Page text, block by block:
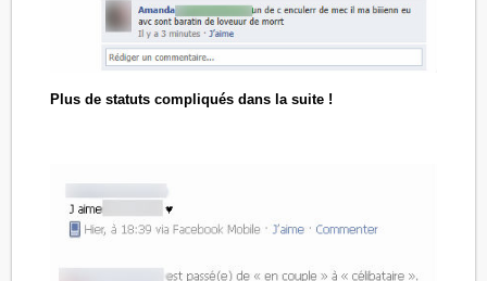
Plus de statuts compliqués dans la suite !